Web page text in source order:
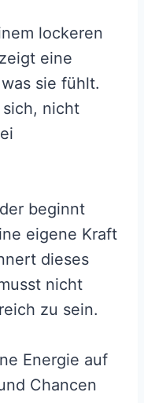
lockeren
eine
sie fühlt.
nicht
beginnt
eigene Kraft
dieses
nicht
zu sein.
Energie auf
Chancen